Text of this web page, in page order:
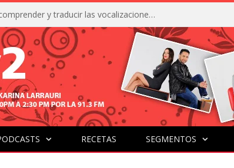
La IA está acercándonos a comprender y traducir las vocalizaciones y comportamientos de nuestras mascotas
RECETAS SEGMENTOS